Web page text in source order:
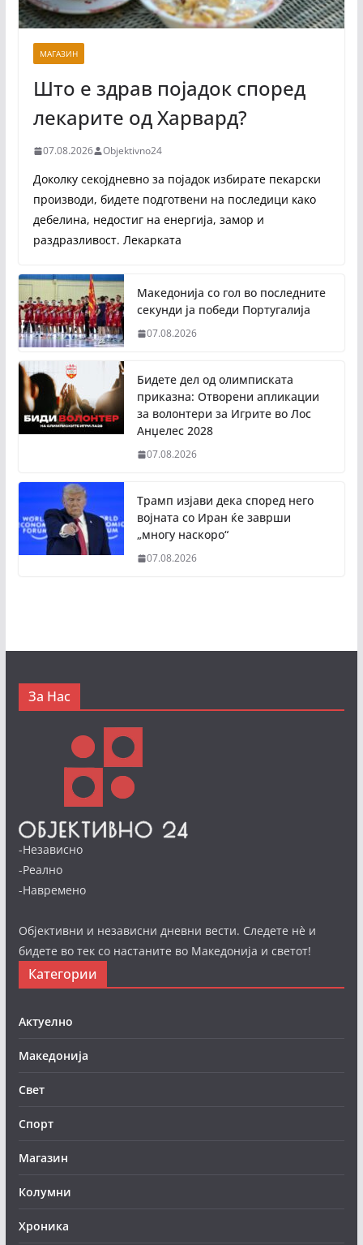
МАГАЗИН
Што е здрав појадок според
лекарите од Харвард?
07.08.2026 Objektivno24
Доколку секојдневно за појадок избирате пекарски
производи, бидете подготвени на последици како
дебелина, недостиг на енергија, замор и
раздразливост. Лекарката
Македонија со гол во последните
секунди ја победи Португалија
07.08.2026
Бидете дел од олимписката
приказна: Отворени апликации
за волонтери за Игрите во Лос
Анџелес 2028
07.08.2026
Трамп изјави дека според него
војната со Иран ќе заврши
„многу наскоро“
07.08.2026
За Нас
-Независно
-Реално
-Навремено
Објективни и независни дневни вести. Следете нè и
бидете во тек со настаните во Македонија и светот!
Категории
Актуелно
Македонија
Свет
Спорт
Магазин
Колумни
Хроника